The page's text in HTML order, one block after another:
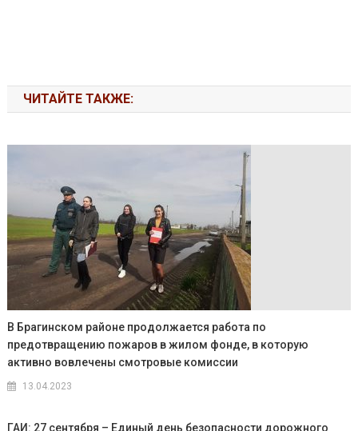
ЧИТАЙТЕ ТАКЖЕ:
В Брагинском районе продолжается работа по
предотвращению пожаров в жилом фонде, в которую
активно вовлечены смотровые комиссии
13.04.2023
ГАИ: 27 сентября – Единый день безопасности дорожного